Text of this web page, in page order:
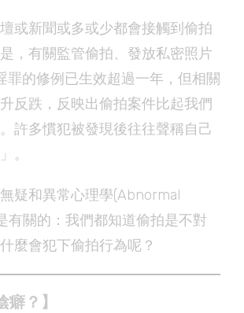
或新聞或多或少都會接觸到偷拍
，有關監管偷拍、發放私密照片
的修例已生效超過一年，但相關
反跌，反映出偷拍案件比起我們
許多慣犯被發現後往往聲稱自己
。
疑和異常心理學(Abnormal
有關的：我們都知道偷拍是不對
麼會犯下偷拍行為呢？
癖？】